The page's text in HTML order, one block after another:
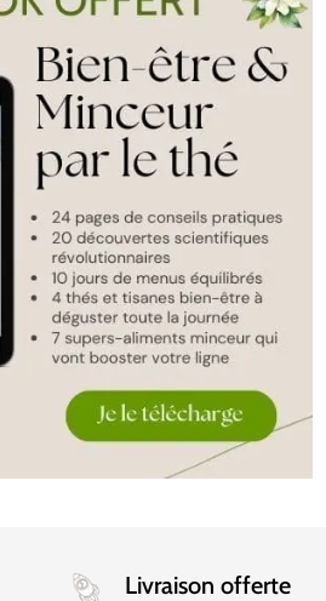
Livraison offerte